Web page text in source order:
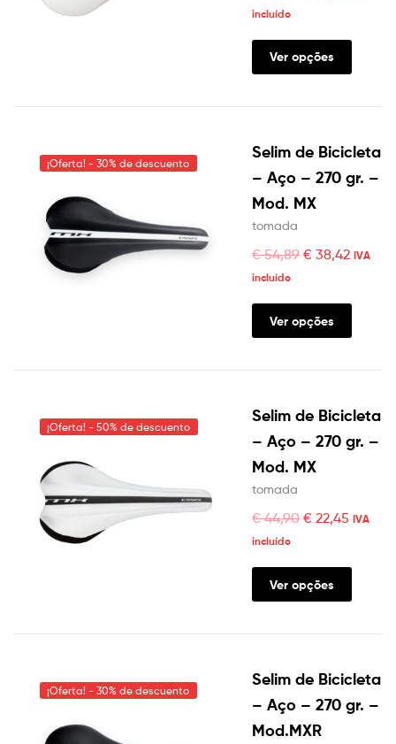
incluído
Ver opções
¡Oferta! - 30% de descuento
Selim de Bicicleta
– Aço – 270 gr. –
Mod. MX
tomada
€54,89 € 38,42 IVA
incluído
Ver opções
¡Oferta! - 50% de descuento
Selim de Bicicleta
– Aço – 270 gr. –
Mod. MX
tomada
€44,90 € 22,45 IVA
incluído
Ver opções
¡Oferta! - 30% de descuento
Selim de Bicicleta
– Aço – 270 gr. –
Mod.MXR